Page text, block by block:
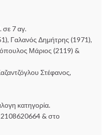
σε 7 αγ.
Γαλανός Δημήτρης (1971),
Μάριος (2119) &
Στέφανος,
κατηγορία.
2108620664 & στο